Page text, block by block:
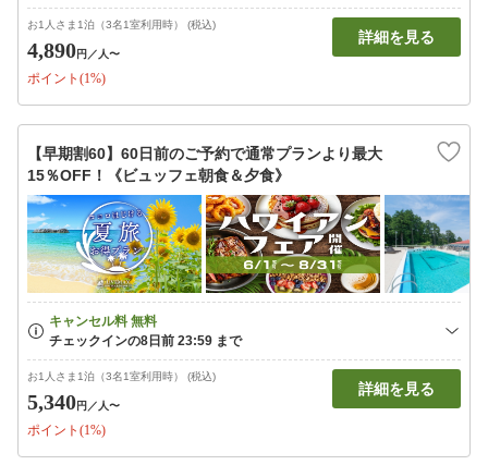
お1人さま1泊（3名1室利用時） (税込)
4,890円 ／人〜
ポイント(1%)
詳細を見る
【早期割60】60日前のご予約で通常プランより最大
15％OFF！《ビュッフェ朝食＆夕食》
お1人さま1泊（3名1室利用時） (税込)
5,340円 ／人〜
ポイント(1%)
詳細を見る